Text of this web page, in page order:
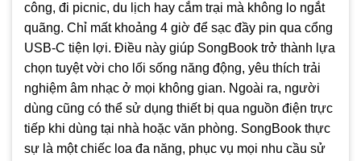
công, đi picnic, du lịch hay cắm trại mà không lo ngắt
quãng. Chỉ mất khoảng 4 giờ để sạc đầy pin qua cổng
USB-C tiện lợi. Điều này giúp SongBook trở thành lựa
chọn tuyệt vời cho lối sống năng động, yêu thích trải
nghiệm âm nhạc ở mọi không gian. Ngoài ra, người
dùng cũng có thể sử dụng thiết bị qua nguồn điện trực
tiếp khi dùng tại nhà hoặc văn phòng. SongBook thực
sự là một chiếc loa đa năng, phục vụ mọi nhu cầu sử